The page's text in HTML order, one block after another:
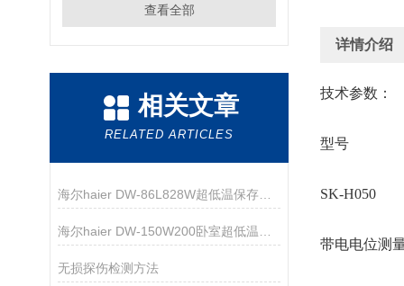
查看全部
相关文章
RELATED ARTICLES
无损探伤检测方法
详情介绍
技术参数：
型号
SK-H050
带电电位测